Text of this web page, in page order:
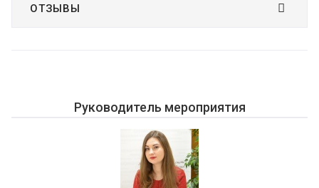
ОТЗЫВЫ
Руководитель мероприятия